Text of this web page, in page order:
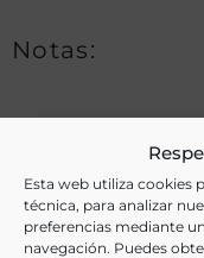
Esta web utiliza cookies
técnica, para analizar
preferencias mediante
navegación. Puedes
Notas:
Ver más libros de
Ganadería, Historia ,
Legislación,